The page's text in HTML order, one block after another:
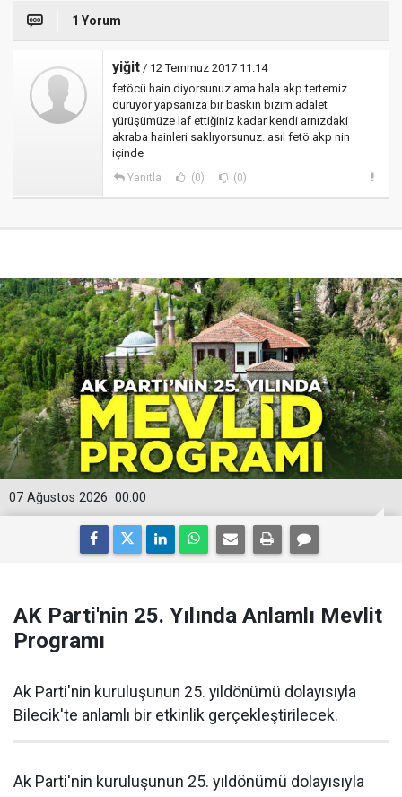
1 Yorum
yiğit / 12 Temmuz 2017 11:14
fetöcü hain diyorsunuz ama hala akp tertemiz
duruyor yapsanıza bir baskın bizim adalet
yürüşümüze laf ettiğiniz kadar kendi arnızdaki
akraba hainleri saklıyorsunuz. asıl fetö akp nin
içinde
Yanıtla (0) (0)
00:00
07 Ağustos 2026
AK Parti'nin 25. Yılında Anlamlı Mevlit
Programı
Ak Parti'nin kuruluşunun 25. yıldönümü dolayısıyla
Bilecik'te anlamlı bir etkinlik gerçekleştirilecek.
Ak Parti'nin kuruluşunun 25. yıldönümü dolayısıyla